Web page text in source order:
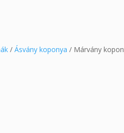
/Ásvány koponya / Márvány